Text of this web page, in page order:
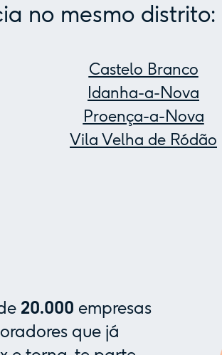
no mesmo distrito:
Castelo Branco
Idanha-a-Nova
Proença-a-Nova
Vila Velha de Ródão
20.000 empresas
que já